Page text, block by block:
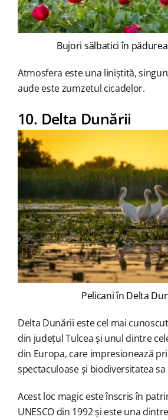
Bujori sălbatici în
Atmosfera este una liniștită,
aude este zumzetul cicadelor.
10. Delta Dunării
Pelicani în Delta
Delta Dunării este cel mai
din județul Tulcea și unul dintre
din Europa, care impresionează
spectaculoase și biodiversitatea sa
Acest loc magic este înscris în
UNESCO din 1992 și este una